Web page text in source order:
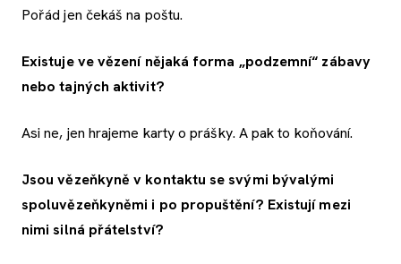
Pořád jen čekáš na poštu.
Existuje ve vězení nějaká forma „podzemní“ zábavy
nebo tajných aktivit?
Asi ne, jen hrajeme karty o prášky. A pak to koňování.
Jsou vězeňkyně v kontaktu se svými bývalými
spoluvězeňkyněmi i po propuštění? Existují mezi
nimi silná přátelství?